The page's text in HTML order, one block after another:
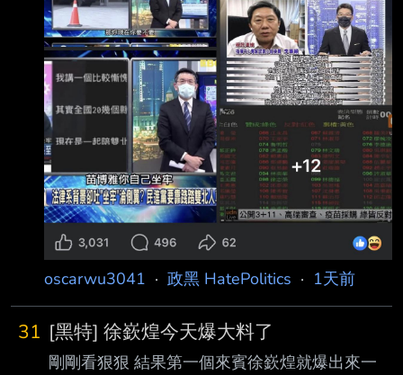
oscarwu3041 · 政黑 HatePolitics · 1天前
31 [黑特] 徐嶔煌今天爆大料了
剛剛看狠狠 結果第一個來賓徐嶔煌就爆出來一